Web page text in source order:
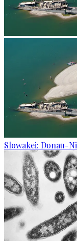
Slowakei: Donau-